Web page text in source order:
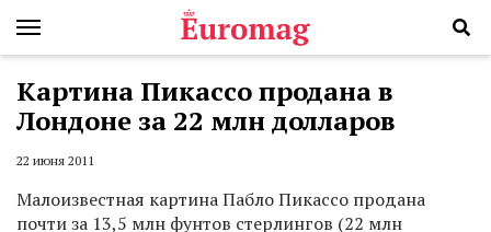
Картина Пикассо продана в
Лондоне за 22 млн долларов
22 июня 2011
Малоизвестная картина Пабло Пикассо продана
почти за 13,5 млн фунтов стерлингов (22 млн